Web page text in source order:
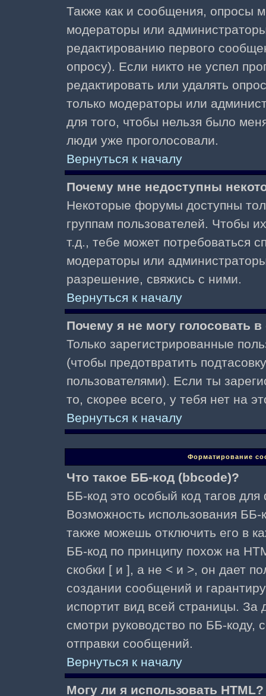
Также как и сообщения, опросы
модераторы или
редактированию первого
опросу). Если никто не успел
редактировать или удалять
только модераторы или
для того, чтобы нельзя было
люди уже проголосовали.
Вернуться к началу
Почему мне недоступны
Некоторые форумы доступны
группам пользователей. Чтобы
т.д., тебе может потребоваться
модераторы или
разрешение, свяжись с ними.
Вернуться к началу
Почему я не могу голосовать
Только зарегистрированные
(чтобы предотвратить
пользователями). Если ты
то, скорее всего, у тебя нет на
Вернуться к началу
Форматирование
Что такое ББ-код (bbcode)?
ББ-код это особый код тагов
Возможность использования
также можешь отключить его в
ББ-код по принципу похож на
скобки [ и ], а не < и >, он дает
создании сообщений и
испортит вид всей страницы.
смотри руководство по ББ-коду,
отправки сообщений.
Вернуться к началу
Могу ли я использовать HTML?